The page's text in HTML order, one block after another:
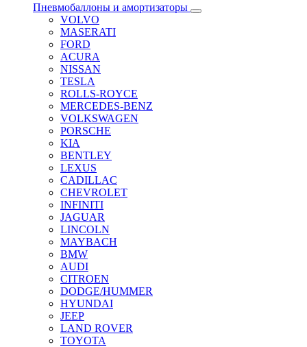
Пневмобаллоны и амортизаторы
VOLVO
MASERATI
FORD
ACURA
NISSAN
TESLA
ROLLS-ROYCE
MERCEDES-BENZ
VOLKSWAGEN
PORSCHE
KIA
BENTLEY
LEXUS
CADILLAC
CHEVROLET
INFINITI
JAGUAR
LINCOLN
MAYBACH
BMW
AUDI
CITROEN
DODGE/HUMMER
HYUNDAI
JEEP
LAND ROVER
TOYOTA